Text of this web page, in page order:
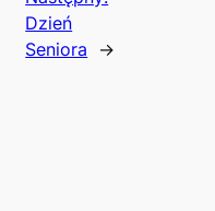
Dzień
Seniora
→